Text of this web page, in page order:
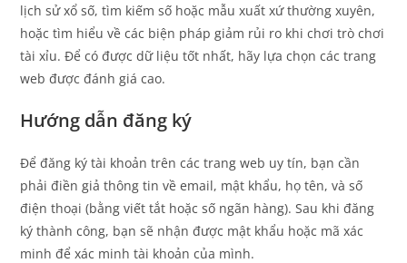
lịch sử xổ số, tìm kiếm số hoặc mẫu xuất xứ thường xuyên,
hoặc tìm hiểu về các biện pháp giảm rủi ro khi chơi trò chơi
tài xỉu. Để có được dữ liệu tốt nhất, hãy lựa chọn các trang
web được đánh giá cao.
Hướng dẫn đăng ký
Để đăng ký tài khoản trên các trang web uy tín, bạn cần
phải điền giả thông tin về email, mật khẩu, họ tên, và số
điện thoại (bằng viết tắt hoặc số ngãn hàng). Sau khi đăng
ký thành công, bạn sẽ nhận được mật khẩu hoặc mã xác
minh để xác minh tài khoản của mình.